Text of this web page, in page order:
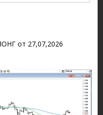
от 27,07,2026